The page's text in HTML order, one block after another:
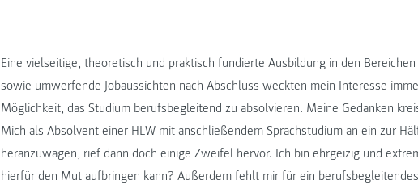
Eine vielseitige, theoretisch und praktisch fundierte Ausbildung in den
sowie umwerfende Jobaussichten nach Abschluss weckten mein Interesse
Möglichkeit, das Studium berufsbegleitend zu absolvieren. Meine Gedanken
Mich als Absolvent einer HLW mit anschließendem Sprachstudium an ein zur
heranzuwagen, rief dann doch einige Zweifel hervor. Ich bin ehrgeizig und
hierfür den Mut aufbringen kann? Außerdem fehlt mir für ein